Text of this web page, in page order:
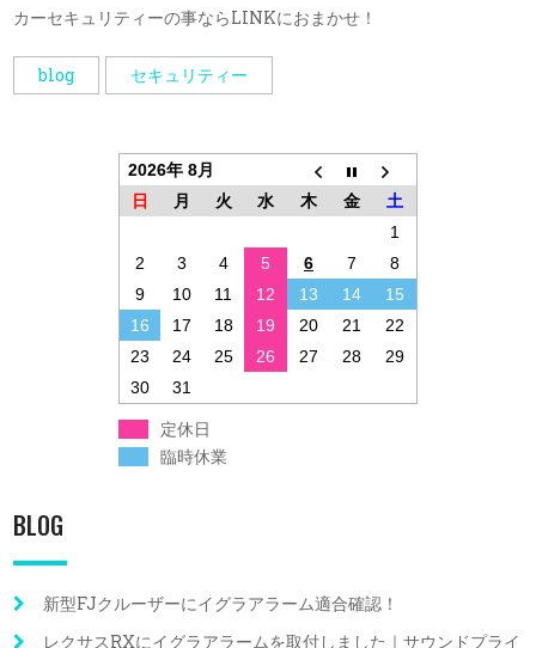
カーセキュリティーの事ならLINKにおまかせ！
blog セキュリティー
2026年 8月
日
月 火 水 木 金
土
1
2
3 4 5 6 7
8
9
10 11 12 13 14
15
16
17 18 19 20 21
22
23
24 25 26 27 28
29
30
31
定休日
臨時休業
BLOG
新型FJクルーザーにイグラアラーム適合確認！
レクサスRXにイグラアラームを取付しました｜サウンドプライ